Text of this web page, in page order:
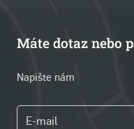
Máte dotaz nebo
Napište nám